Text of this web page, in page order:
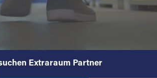
Extraraum Partner